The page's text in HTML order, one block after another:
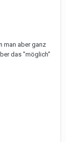
man aber ganz
das "möglich"